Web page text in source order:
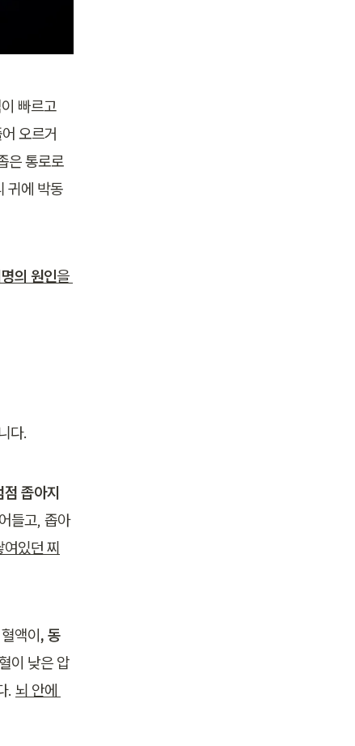
빠르고
오르거
은 통로로
귀에 박동
의 원인을
다.
좁아지
들고, 좁아
있던 찌
액이, 동
이 낮은 압
. 뇌 안에